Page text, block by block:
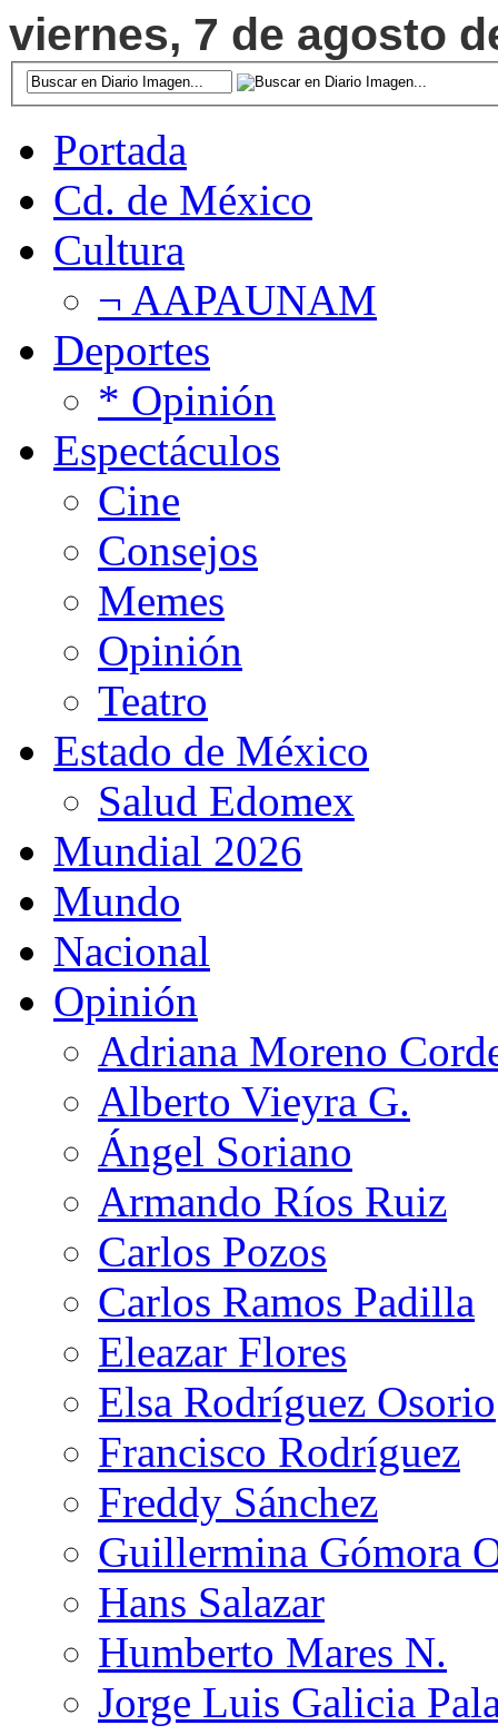
viernes, 7 de agosto
Portada
Cd. de México
Cultura
¬ AAPAUNAM
Deportes
* Opinión
Espectáculos
Cine
Consejos
Memes
Opinión
Teatro
Estado de México
Salud Edomex
Mundial 2026
Mundo
Nacional
Opinión
Adriana Moreno
Alberto Vieyra G.
Ángel Soriano
Armando Ríos Ruiz
Carlos Pozos
Carlos Ramos Padilla
Eleazar Flores
Elsa Rodríguez Osorio
Francisco Rodríguez
Freddy Sánchez
Guillermina Gómora
Hans Salazar
Humberto Mares N.
Jorge Luis Galicia